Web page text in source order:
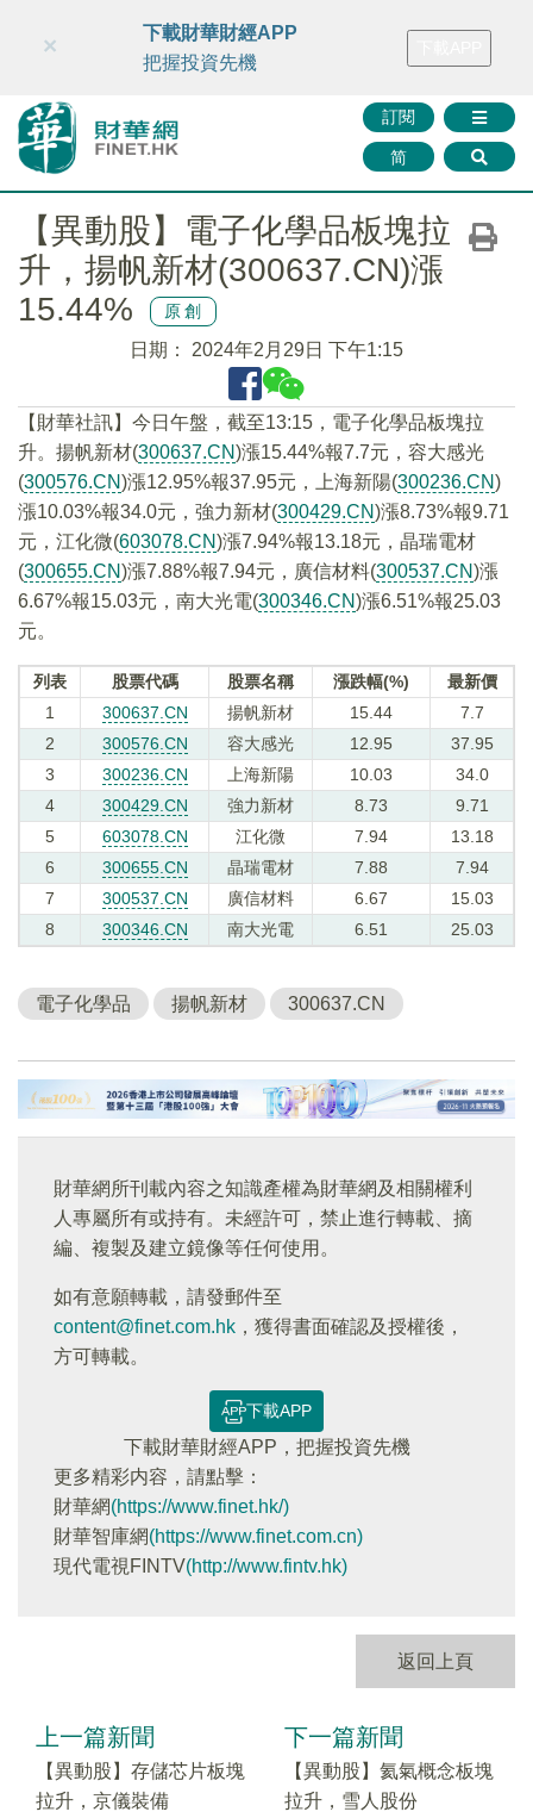
財華智庫網 FINTV FINMETA 財華證券 媒體矩陣
訂閱
简
×
下載財華財經APP
把握投資先機
【異動股】電子化學品板塊拉
升，揚帆新材(300637.CN)漲
15.44%
原創
日期： 2024年2月29日 下午1:15
【財華社訊】今日午盤，截至13:15，電子化學品板塊拉
升。揚帆新材(300637.CN)漲15.44%報7.7元，容大感光
(300576.CN)漲12.95%報37.95元，上海新陽(300236.CN)
漲10.03%報34.0元，強力新材(300429.CN)漲8.73%報9.71
元，江化微(603078.CN)漲7.94%報13.18元，晶瑞電材
(300655.CN)漲7.88%報7.94元，廣信材料(300537.CN)漲
6.67%報15.03元，南大光電(300346.CN)漲6.51%報25.03
元。
列表 股票代碼 股票名稱 漲跌幅(%)
最新價
1
300637.CN 揚帆新材 15.44
7.7
2
300576.CN 容大感光 12.95
37.95
3
300236.CN 上海新陽 10.03
34.0
4
300429.CN 強力新材 8.73
9.71
5
603078.CN 江化微 7.94
13.18
6
300655.CN 晶瑞電材 7.88
7.94
7
300537.CN 廣信材料 6.67
15.03
8
300346.CN 南大光電 6.51 25.03
電子化學品 揚帆新材 300637.CN
財華網所刊載內容之知識產權為財華網及相關權利
人專屬所有或持有。未經許可，禁止進行轉載、摘
編、複製及建立鏡像等任何使用。
如有意願轉載，請發郵件至
content@finet.com.hk ，獲得書面確認及授權後，
方可轉載。
下載APP
下載財華財經APP，把握投資先機
更多精彩内容，請點擊：
財華網(https://www.finet.hk/)
財華智庫網(https://www.finet.com.cn)
現代電視FINTV(http://www.fintv.hk)
返回上頁
上一篇新聞
【異動股】存儲芯片板塊
拉升，京儀裝備
下一篇新聞
【異動股】氦氣概念板塊
拉升，雪人股份